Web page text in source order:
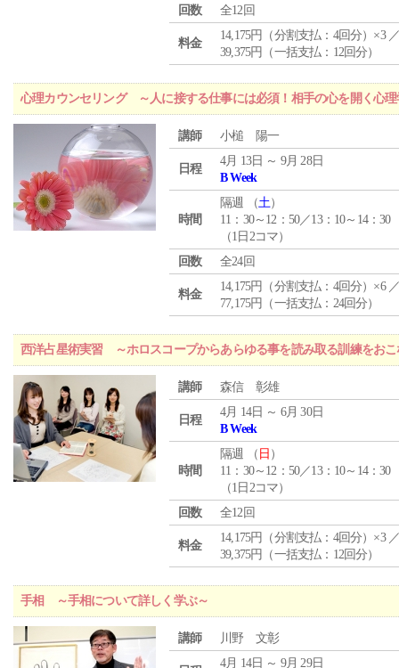
回数
全12回
料金
14,175円（分割支払：4回分）×3
39,375円（一括支払：12回分）
心理カウンセリング ～人に接する仕事には必須！相手の心を開く心理
講師 小槌 陽一
日程
4月 13日 ～ 9月 28日
B Week
時間
隔週 （土）
11：30～12：50／13：10～14：30
（1日2コマ）
回数
全24回
料金
14,175円（分割支払：4回分）×6
77,175円（一括支払：24回分）
西洋占星術実習 ～ホロスコープからあらゆる事を読み取る訓練をおこ
講師 森信 彰雄
日程
4月 14日 ～ 6月 30日
B Week
時間
隔週 （ 日 ）
11：30～12：50／13：10～14：30
（1日2コマ）
回数
全12回
料金
14,175円（分割支払：4回分）×3
39,375円（一括支払：12回分）
手相 ～手相について詳しく学ぶ～
講師 川野 文彰
4月 14日 ～ 9月 29日